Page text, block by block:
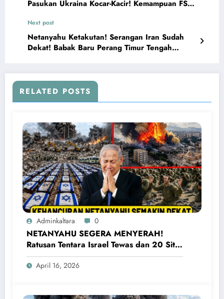
Pasukan Ukraina Kocar-Kacir! Kemampuan FSB
Next post
Netanyahu Ketakutan! Serangan Iran Sudah
Dekat! Babak Baru Perang Timur Tengah
RELATED POSTS
Adminkaltara 0
NETANYAHU SEGERA MENYERAH!
Ratusan Tentara Israel Tewas dan 20 Situs
Penting Meledak
April 16, 2026